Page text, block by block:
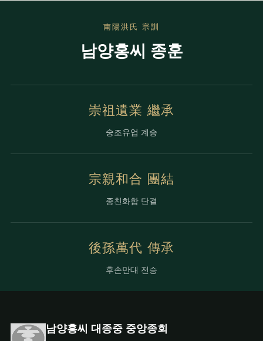
南陽洪氏 宗訓
남양홍씨 종훈
崇祖遺業 繼承
숭조유업 계승
宗親和合 團結
종친화합 단결
後孫萬代 傳承
후손만대 전승
남양홍씨 대종중 중앙종회